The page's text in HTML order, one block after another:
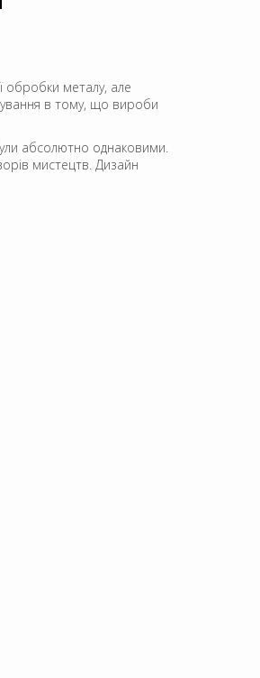
обробки металу, але
в тому, що вироби
абсолютно однаковими.
мистецтв. Дизайн